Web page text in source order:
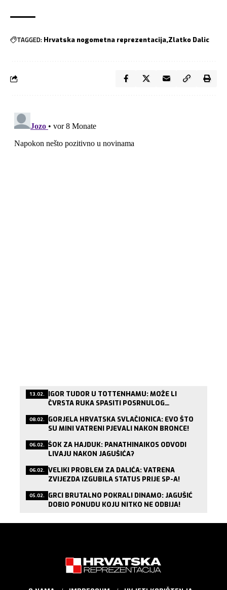
TAGGED: Hrvatska nogometna reprezentacija Zlatko Dalic
13.02. IGOR TUDOR U TOTTENHAMU: MOŽE LI
ČVRSTA RUKA SPASITI POSRNULOG
08.02. GORJELA HRVATSKA SVLAČIONICA: EVO ŠTO
SU MINI VATRENI PJEVALI NAKON BRONCE!
06.02. ŠOK ZA HAJDUK: PANATHINAIKOS ODVODI
LIVAJU NAKON JAGUŠIĆA?
06.02. VELIKI PROBLEM ZA DALIĆA: VATRENA
ZVIJEZDA IZGUBILA STATUS PRIJE SP-A!
05.02. GRCI BRUTALNO POKRALI DINAMO: JAGUŠIĆ
DOBIO PONUDU KOJU NITKO NE ODBIJA!